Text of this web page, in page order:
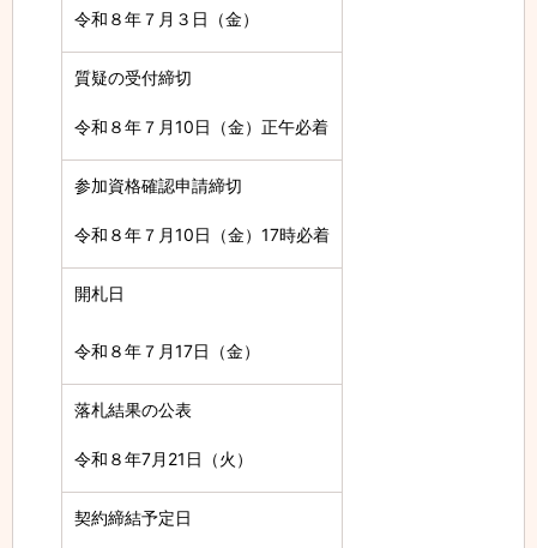
令和８年７月３日（金）
質疑の受付締切
令和８年７月10日（金）正午必着
参加資格確認申請締切
令和８年７月10日（金）17時必着
開札日
令和８年７月17日（金）
落札結果の公表
令和８年7月21日（火）
契約締結予定日